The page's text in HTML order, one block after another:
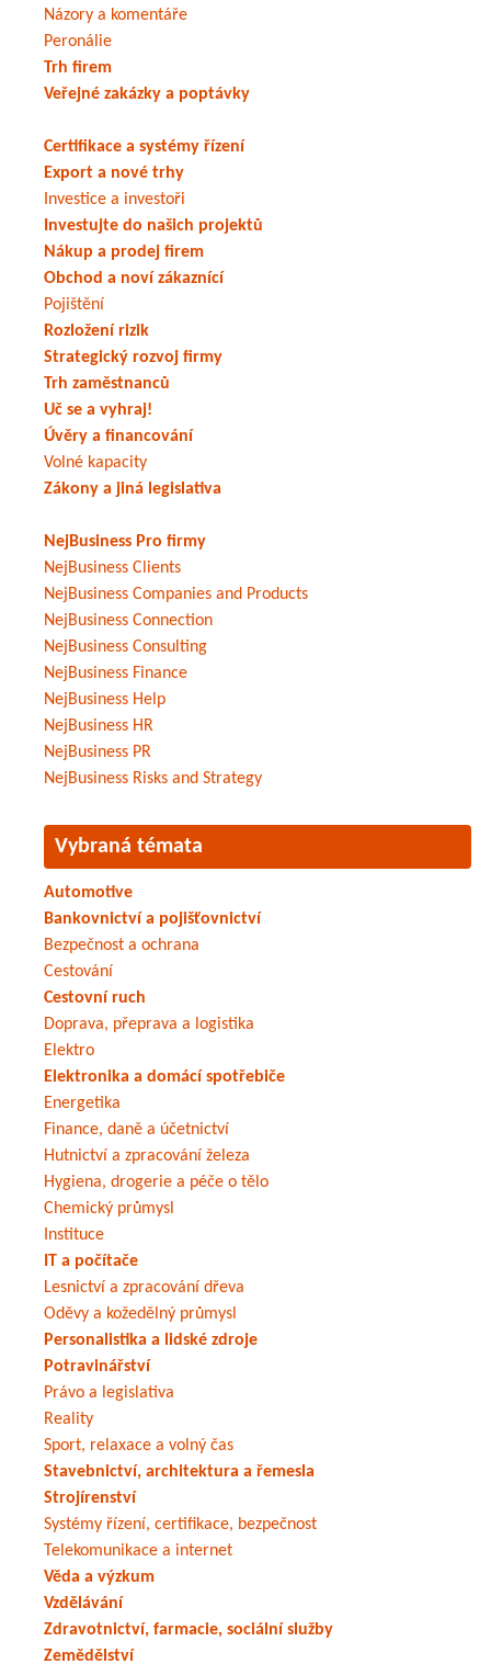
Názory a komentáře
Peronálie
Trh firem
Veřejné zakázky a poptávky
Certifikace a systémy řízení
Export a nové trhy
Investice a investoři
Investujte do našich projektů
Nákup a prodej firem
Obchod a noví zákaznící
Pojištění
Rozložení rizik
Strategický rozvoj firmy
Trh zaměstnanců
Uč se a vyhraj!
Úvěry a financování
Volné kapacity
Zákony a jiná legislativa
NejBusiness Pro firmy
NejBusiness Clients
NejBusiness Companies and Products
NejBusiness Connection
NejBusiness Consulting
NejBusiness Finance
NejBusiness Help
NejBusiness HR
NejBusiness PR
NejBusiness Risks and Strategy
Vybraná témata
Automotive
Bankovnictví a pojišťovnictví
Bezpečnost a ochrana
Cestování
Cestovní ruch
Doprava, přeprava a logistika
Elektro
Elektronika a domácí spotřebiče
Energetika
Finance, daně a účetnictví
Hutnictví a zpracování železa
Hygiena, drogerie a péče o tělo
Chemický průmysl
Instituce
IT a počítače
Lesnictví a zpracování dřeva
Oděvy a kožedělný průmysl
Personalistika a lidské zdroje
Potravinářství
Právo a legislativa
Reality
Sport, relaxace a volný čas
Stavebnictví, architektura a řemesla
Strojírenství
Systémy řízení, certifikace, bezpečnost
Telekomunikace a internet
Věda a výzkum
Vzdělávání
Zdravotnictví, farmacie, sociální služby
Zemědělství